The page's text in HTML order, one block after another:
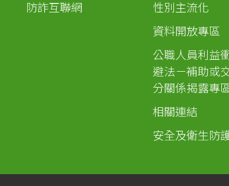
防詐互聯網
性別主流化
資料開放專區
公職人員利益
避法－補助或
分關係揭露專
相關連結
安全及衛生防